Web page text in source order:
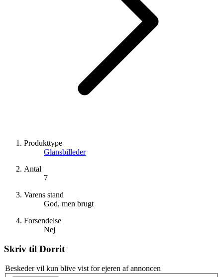
Produkttype
Glansbilleder
Antal
7
Varens stand
God, men brugt
Forsendelse
Nej
Skriv til Dorrit
Beskeder vil kun blive vist for ejeren af annoncen